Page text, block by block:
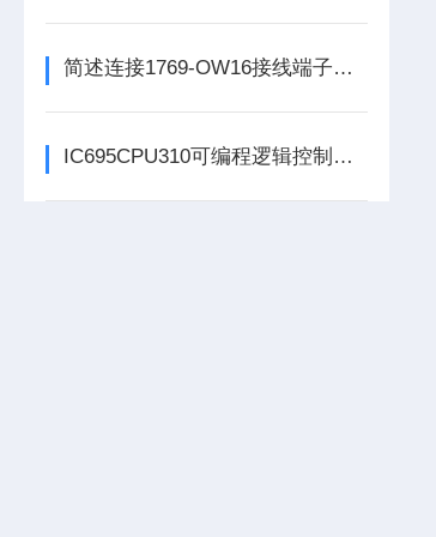
简述连接1769-OW16接线端子所需要注意的事项
IC695CPU310可编程逻辑控制器在各行业中具体应用分享